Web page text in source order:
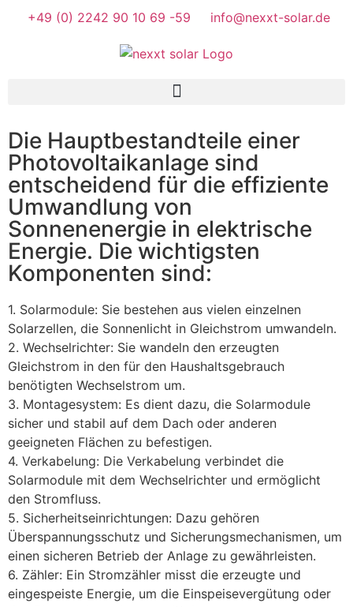
+49 (0) 2242 90 10 69 -59 info@nexxt-solar.de
Hauptbestandteile einer
Photovoltaik-Anlage
Jede Komponente aufeinander abgestimmt
Die Hauptbestandteile einer
Photovoltaikanlage sind
entscheidend für die effiziente
Umwandlung von
Sonnenenergie in elektrische
Energie. Die wichtigsten
Komponenten sind:
1. Solarmodule: Sie bestehen aus vielen einzelnen
Solarzellen, die Sonnenlicht in Gleichstrom umwandeln.
2. Wechselrichter: Sie wandeln den erzeugten
Gleichstrom in den für den Haushaltsgebrauch
benötigten Wechselstrom um.
3. Montagesystem: Es dient dazu, die Solarmodule
sicher und stabil auf dem Dach oder anderen
geeigneten Flächen zu befestigen.
4. Verkabelung: Die Verkabelung verbindet die
Solarmodule mit dem Wechselrichter und ermöglicht
den Stromfluss.
5. Sicherheitseinrichtungen: Dazu gehören
Überspannungsschutz und Sicherungsmechanismen, um
einen sicheren Betrieb der Anlage zu gewährleisten.
6. Zähler: Ein Stromzähler misst die erzeugte und
eingespeiste Energie, um die Einspeisevergütung oder